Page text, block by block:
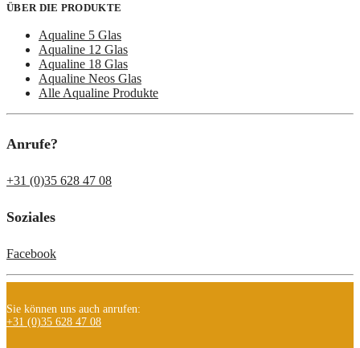
ÜBER DIE PRODUKTE
Aqualine 5 Glas
Aqualine 12 Glas
Aqualine 18 Glas
Aqualine Neos Glas
Alle Aqualine Produkte
Anrufe?
+31 (0)35 628 47 08
Soziales
Facebook
Sie können uns auch anrufen:
+31 (0)35 628 47 08